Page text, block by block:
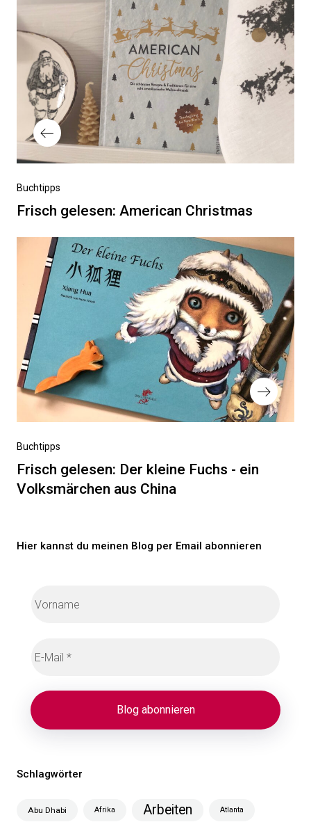
Vorheriger
Beitrag
Buchtipps
Frisch gelesen: American Christmas
Nächster
Beitrag
Buchtipps
Frisch gelesen: Der kleine Fuchs - ein
Volksmärchen aus China
Hier kannst du meinen Blog per Email abonnieren
Schlagwörter
Abu Dhabi Afrika Arbeiten Atlanta